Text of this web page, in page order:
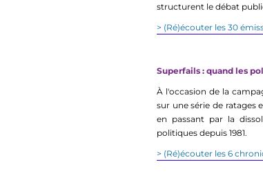
structurent le débat
> (Ré)écouter les 30
Superfails : quand les
À l'occasion de la
sur une série de ratages
en passant par la
politiques depuis 1981.
> (Ré)écouter les 6